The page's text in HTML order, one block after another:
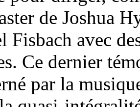
de Joshua
Fisbach avec
Ce dernier
par la